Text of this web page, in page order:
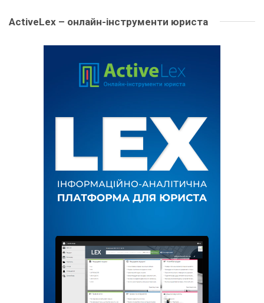
ActiveLex – онлайн-інструменти юриста